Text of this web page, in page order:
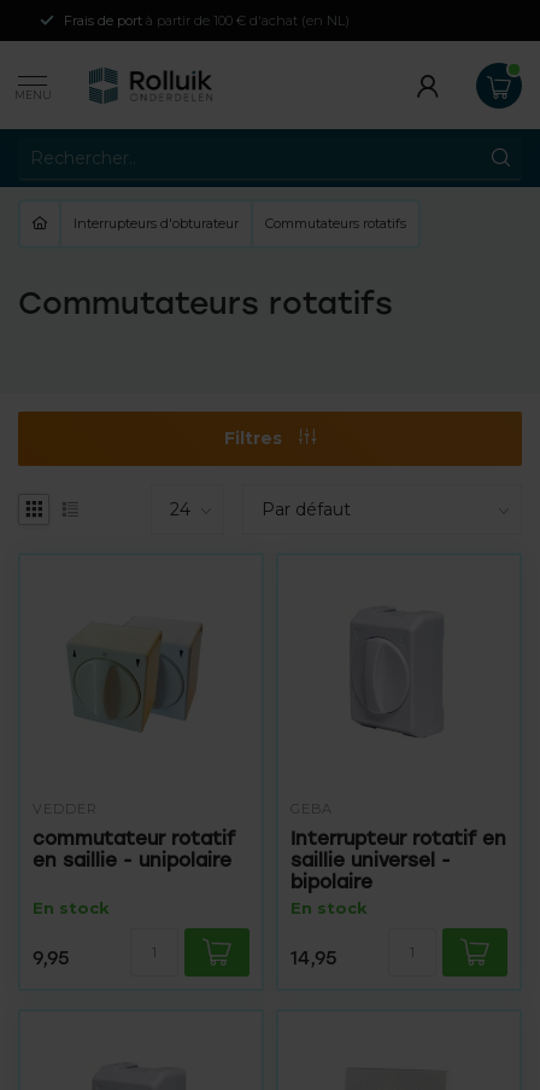
Frais de port à partir de 100 € d'achat (en NL)
MENU
Interrupteurs d'obturateur Commutateurs rotatifs
Commutateurs rotatifs
Filtres
VEDDER
commutateur rotatif
en saillie - unipolaire
En stock
9,95
GEBA
Interrupteur rotatif en
saillie universel -
bipolaire
En stock
14,95